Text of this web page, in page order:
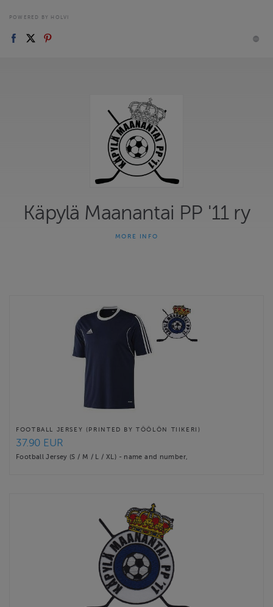
POWERED BY HOLVI
Käpylä Maanantai PP '11 ry
c@kapylamaanantai.com
MORE INFO
FOOTBALL JERSEY (PRINTED BY TÖÖLÖN TIIKERI)
37.90 EUR
Football Jersey (S / M / L / XL) - name and number,